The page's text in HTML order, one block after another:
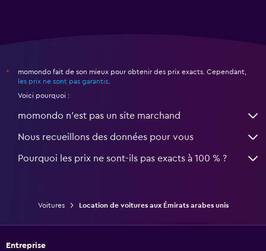
*
momondo fait de son mieux pour obtenir des prix exacts. Cependant,
les prix ne sont pas garantis.
Voici pourquoi :
momondo n'est pas un site marchand
Nous recueillons des données pour vous
Pourquoi les prix ne sont-ils pas exacts à 100 % ?
Voitures Location de voitures aux Émirats arabes unis
Entreprise